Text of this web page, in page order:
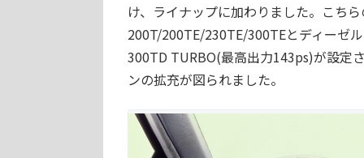
け、ライナップに加わりました。こち
200T/200TE/230TE/300TEとディーゼ
300TD TURBO(最高出力143ps)が設定
ンの拡充が図られました。